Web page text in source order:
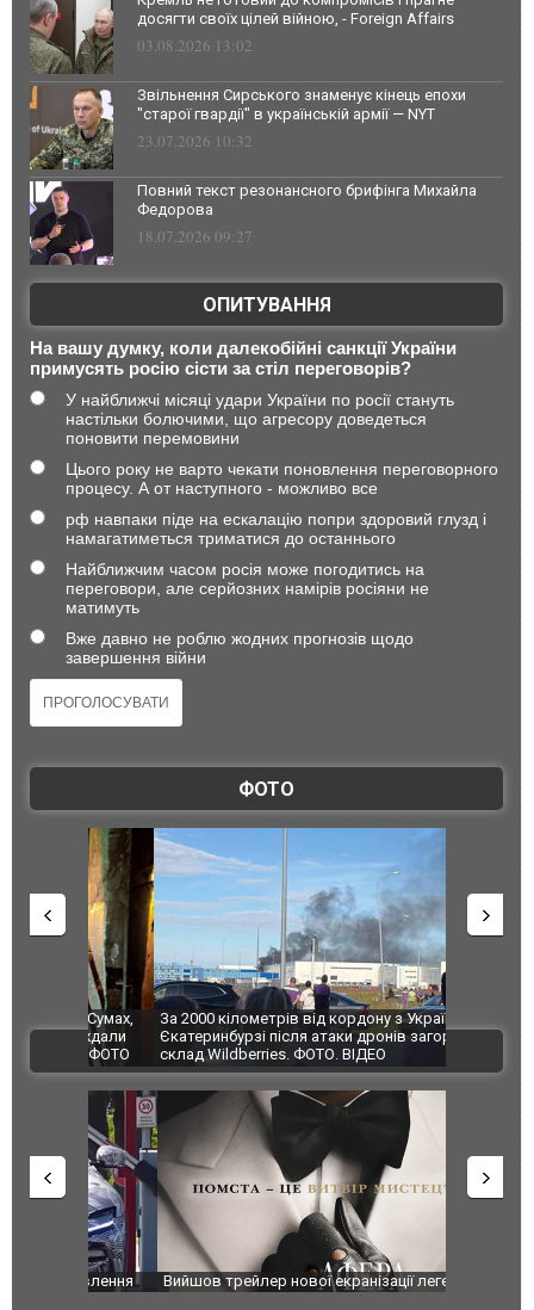
досягти своїх цілей війною, - Foreign Affairs
03.08.2026 13:02
Звільнення Сирського знаменує кінець епохи
"старої гвардії" в українській армії — NYT
23.07.2026 10:32
Повний текст резонансного брифінга Михайла
Федорова
18.07.2026 09:27
ОПИТУВАННЯ
На вашу думку, коли далекобійні санкції України
примусять росію сісти за стіл переговорів?
У найближчі місяці удари України по росії стануть
настільки болючими, що агресору доведеться
поновити перемовини
Цього року не варто чекати поновлення переговорного
процесу. А от наступного - можливо все
рф навпаки піде на ескалацію попри здоровий глузд і
намагатиметься триматися до останнього
Найближчим часом росія може погодитись на
переговори, але серйозних намірів росіяни не
матимуть
Вже давно не роблю жодних прогнозів щодо
завершення війни
ФОТО
За 2000 кілометрів від кордону з Україною: в
Єкатеринбурзі після атаки дронів загорівся
склад Wildberries. ФОТО. ВІДЕО
"Мої
ВІДЕО
Вийшов трейлер нової екранізації легендарного